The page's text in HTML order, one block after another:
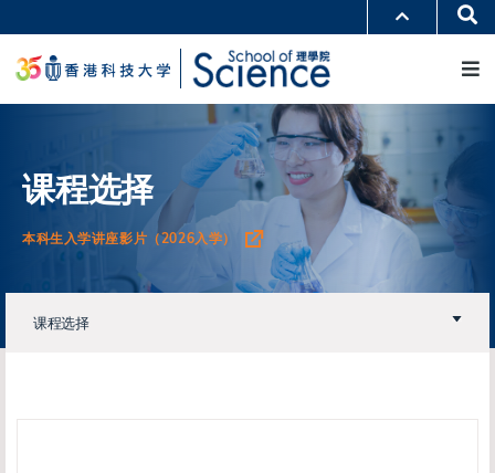
转
要
学术部门索引
生活@科大
认识科大
课程选择
本科生入学讲座影片（2026入学）
课程选择